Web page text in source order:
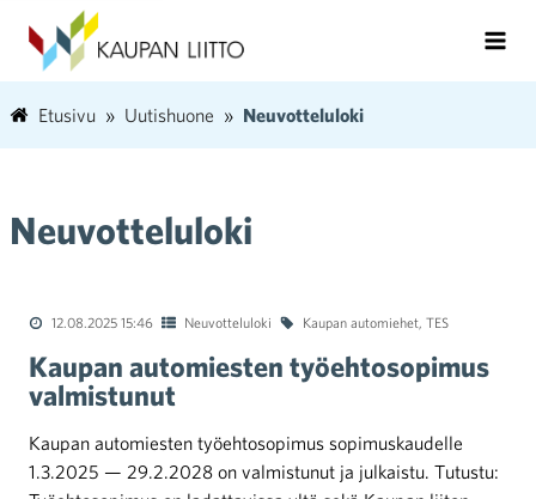
Etusivu Uutishuone Neuvotteluloki
Neuvotteluloki
12.08.2025 15:46 Neuvotteluloki Kaupan automiehet, TES
Kaupan automiesten työehtosopimus
valmistunut
Kaupan automiesten työehtosopimus sopimuskaudelle
1.3.2025 — 29.2.2028 on valmistunut ja julkaistu. Tutustu: